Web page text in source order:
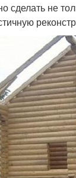
сделать не